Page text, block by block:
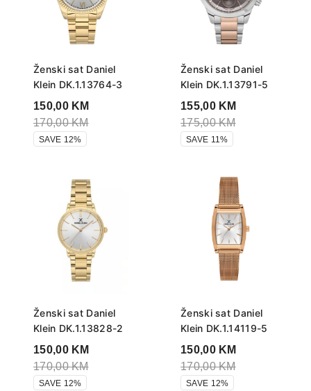
Ženski sat Daniel
Klein DK.1.13764-3
150,00 KM
170,00KM
SAVE 12%
Ženski sat Daniel
Klein DK.1.13791-5
155,00 KM
175,00KM
SAVE 11%
Ženski sat Daniel
Klein DK.1.13828-2
150,00 KM
170,00KM
SAVE 12%
Ženski sat Daniel
Klein DK.1.14119-5
150,00 KM
170,00KM
SAVE 12%